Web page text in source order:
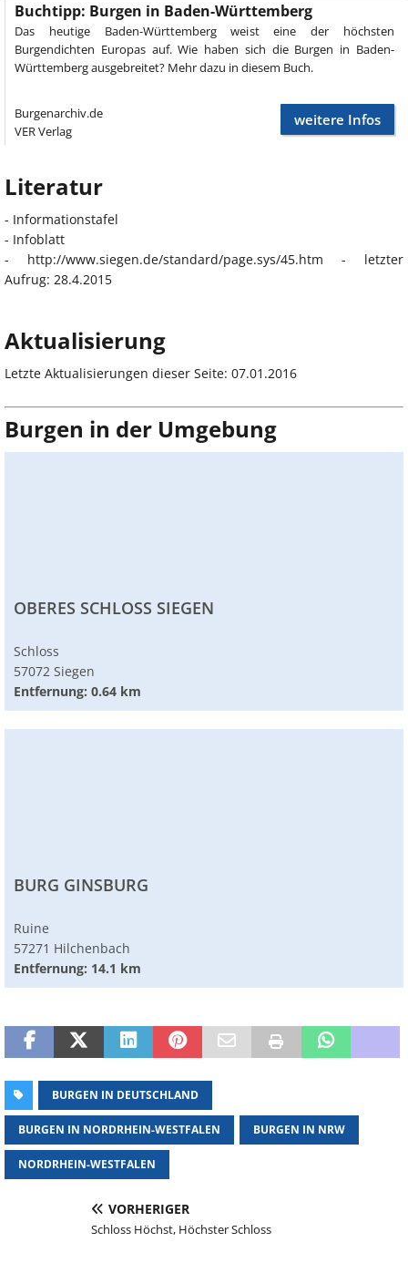
Buchtipp: Burgen in Baden-Württemberg
Das heutige Baden-Württemberg weist eine der höchsten
Burgendichten Europas auf. Wie haben sich die Burgen in Baden-
Württemberg ausgebreitet? Mehr dazu in diesem Buch.
Burgenarchiv.de
VER Verlag
weitere Infos
Literatur
- Informationstafel
- Infoblatt
- http://www.siegen.de/standard/page.sys/45.htm - letzter
Aufrug: 28.4.2015
Aktualisierung
Letzte Aktualisierungen dieser Seite: 07.01.2016
Burgen in der Umgebung
OBERES SCHLOSS SIEGEN
Schloss
57072 Siegen
Entfernung: 0.64 km
BURG GINSBURG
Ruine
57271 Hilchenbach
Entfernung: 14.1 km
BURGEN IN DEUTSCHLAND
BURGEN IN NORDRHEIN-WESTFALEN BURGEN IN NRW
NORDRHEIN-WESTFALEN
VORHERIGER
Schloss Höchst, Höchster Schloss